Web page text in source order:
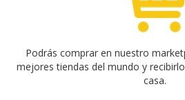
Podrás comprar en nuestro
mejores tiendas del mundo y
casa.